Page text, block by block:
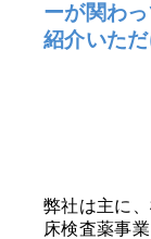
ーが関わ
紹介いた
弊社は主に
床検査薬事